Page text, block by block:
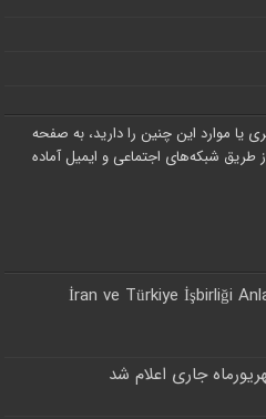
یا موارد این چنین را دارید، به صفحه
طریق شبکه‌های اجتماعی و ایمیل آماده
İran ve Türkiye İşbirliği